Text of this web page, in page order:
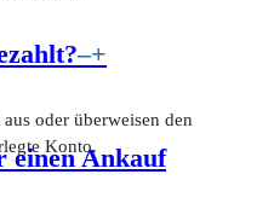
–+
oder überweisen den
Konto.
einen Ankauf